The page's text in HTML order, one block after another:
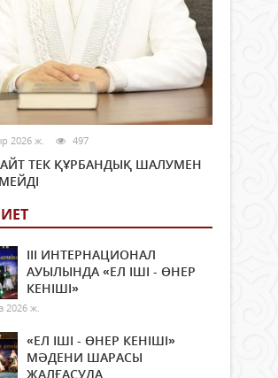
2026 ж. 497
ТЕК ҚҰРБАНДЫҚ ШАЛУМЕН
ІІІ ИНТЕРНАЦИОНАЛ
АУЫЛЫНДА «ЕЛ ІШІ - ӨНЕР
КЕНІШІ»
2026 ж.
«ЕЛ ІШІ - ӨНЕР КЕНІШІ»
МӘДЕНИ ШАРАСЫ
ЖАЛҒАСУДА